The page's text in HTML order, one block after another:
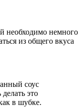
необходимо немного
из общего вкуса
соус
это
в шубке.